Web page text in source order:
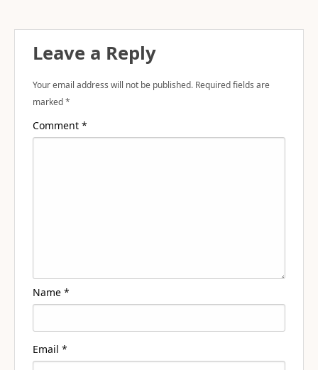
Leave a Reply
Your email address will not be published. Required fields are
marked*
Comment *
Name *
Email *